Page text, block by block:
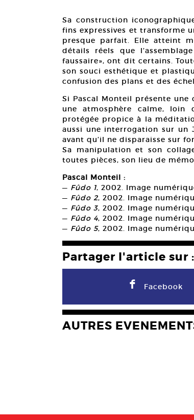
Sa construction
fins expressives et transforme
presque parfait. Elle atteint
détails réels que
faussaire», ont dit certains.
son souci esthétique et
confusion des plans et des
Si Pascal Monteil présente
une atmosphère calme, loin
protégée propice à la
aussi une interrogation sur un
avant qu’il ne disparaisse sur
Sa manipulation et son
toutes pièces, son lieu de
Pascal Monteil :
— Fûdo 1, 2002. Image
— Fûdo 2, 2002. Image
— Fûdo 3, 2002. Image
— Fûdo 4, 2002. Image
— Fûdo 5, 2002. Image
Partager l'article sur :
F Facebook
AUTRES